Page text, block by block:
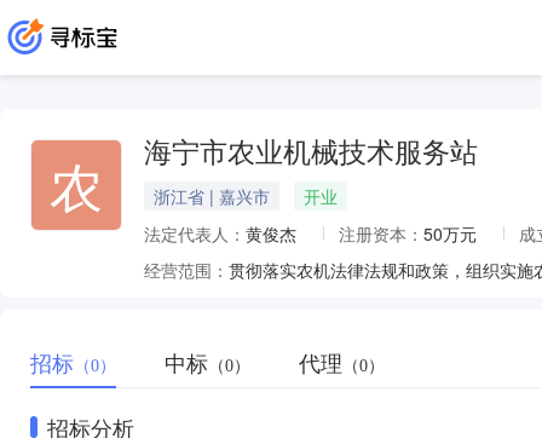
农 海宁市农业机械技术服务站
浙江省 | 嘉兴市
开业
法定代表人： 黄俊杰 注册资本： 50万元
成
经营范围：
招标 （0） 中标 （0） 代理 （0）
招标分析